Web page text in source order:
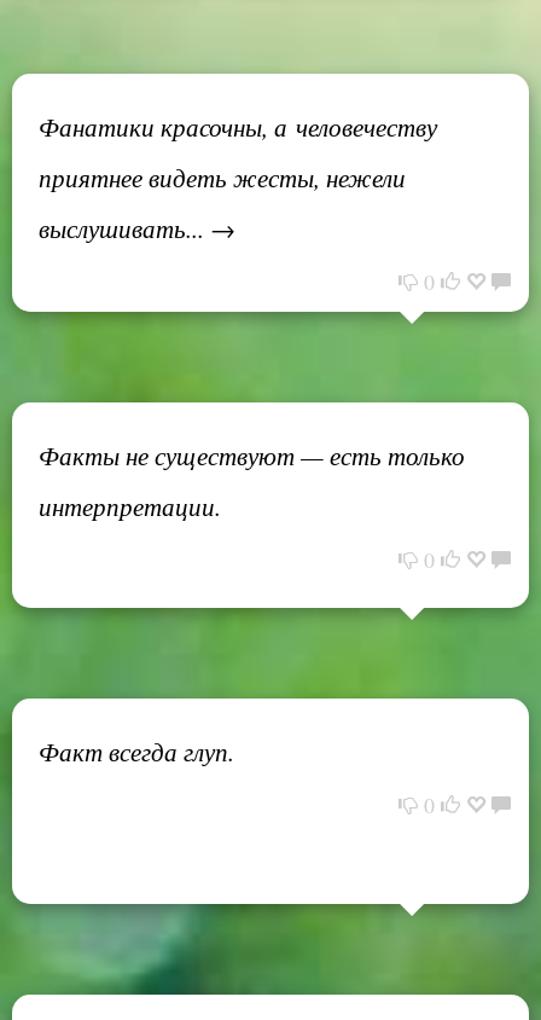
Фанатики красочны, а человечеству
приятнее видеть жесты, нежели
выслушивать... →
0
Факты не существуют — есть только
интерпретации.
0
Факт всегда глуп.
0